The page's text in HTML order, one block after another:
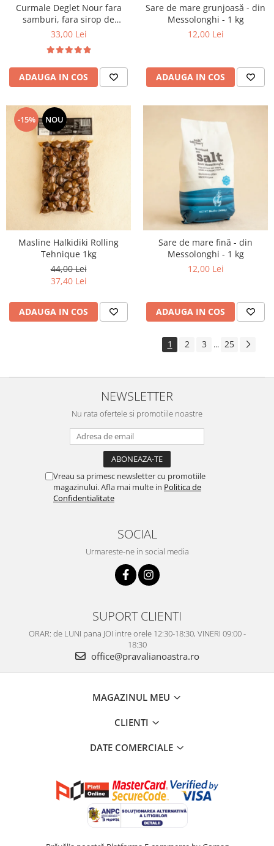
Curmale Deglet Nour fara
samburi, fara sirop de
glucoza 5 kg VRAC
33,00 Lei
ADAUGA IN COS
Sare de mare grunjoasă - din
Messolonghi - 1 kg
12,00 Lei
ADAUGA IN COS
-15% NOU
Masline Halkidiki Rolling
Tehnique 1kg
44,00 Lei
37,40 Lei
ADAUGA IN COS
Sare de mare fină - din
Messolonghi - 1 kg
12,00 Lei
ADAUGA IN COS
1 2 3 ... 25
NEWSLETTER
Nu rata ofertele si promotiile noastre
Vreau sa primesc newsletter cu promotiile
magazinului. Afla mai multe in Politica de
Confidentialitate
SOCIAL
Urmareste-ne in social media
SUPORT CLIENTI
ORAR: de LUNI pana JOI intre orele 12:30-18:30, VINERI 09:00 -
18:30
office@pravalianoastra.ro
MAGAZINUL MEU
CLIENTI
DATE COMERCIALE